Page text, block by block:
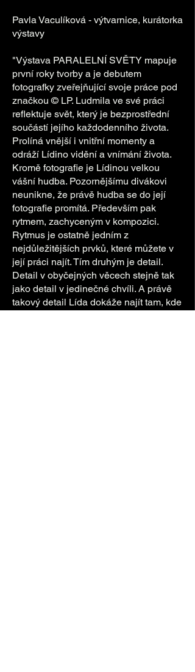
Pavla Vaculíková - výtvarnice, kurátorka
výstavy
"Výstava PARALELNÍ SVĚTY mapuje
první roky tvorby a je debutem
fotografky zveřejňující svoje práce pod
značkou © LP. Ludmila ve své práci
reflektuje svět, který je bezprostřední
součástí jejího každodenního života.
Prolíná vnější i vnitřní momenty a
odráží Lídino vidění a vnímání života.
Kromě fotografie je Lídinou velkou
vášní hudba. Pozornějšímu divákovi
neunikne, že právě hudba se do její
fotografie promítá. Především pak
rytmem, zachyceným v kompozici.
Rytmus je ostatně jedním z
nejdůležitějších prvků, které můžete v
její práci najít. Tím druhým je detail.
Detail v obyčejných věcech stejně tak
jako detail v jedinečné chvíli. A právě
takový detail Lída dokáže najít tam, kde